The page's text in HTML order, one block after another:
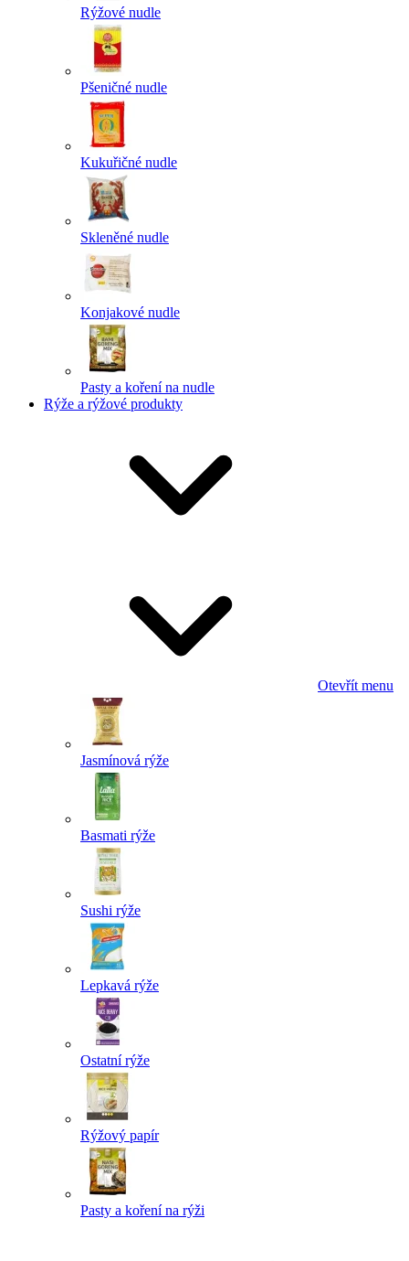
Rýžové nudle
Pšeničné nudle
Kukuřičné nudle
Skleněné nudle
Konjakové nudle
Pasty a koření na nudle
Rýže a rýžové produkty
Otevřít menu
Jasmínová rýže
Basmati rýže
Sushi rýže
Lepkavá rýže
Ostatní rýže
Rýžový papír
Pasty a koření na rýži